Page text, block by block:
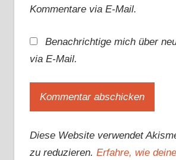
Kommentare via E-Mail.
Benachrichtige mich über
via E-Mail.
Diese Website verwendet
zu reduzieren. Erfahre, wie deine